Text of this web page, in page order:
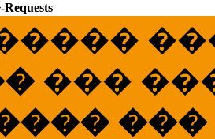
���
���